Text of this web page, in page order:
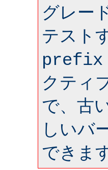
グレー
テスト
prefix
クティ
で、古
しいバ
できま